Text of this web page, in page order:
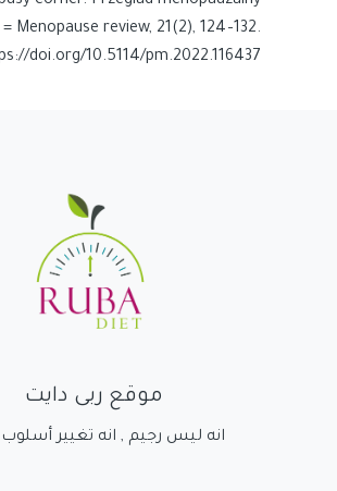
= Menopause review, 21(2), 124–132.
doi.org/10.5114/pm.2022.116437
موقع ربى دايت
انه ليس رجيم , انه تغيير أسلوب